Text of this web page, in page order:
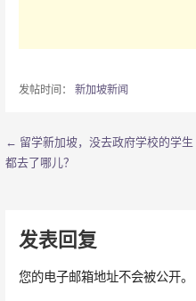
发帖时间： 新加坡新闻
文
航
← 留学新加坡，没去政府学校的学生
都去了哪儿？
发表回复
您的电子邮箱地址不会被公开。